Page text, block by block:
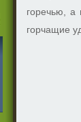
горечью, а
горчащие